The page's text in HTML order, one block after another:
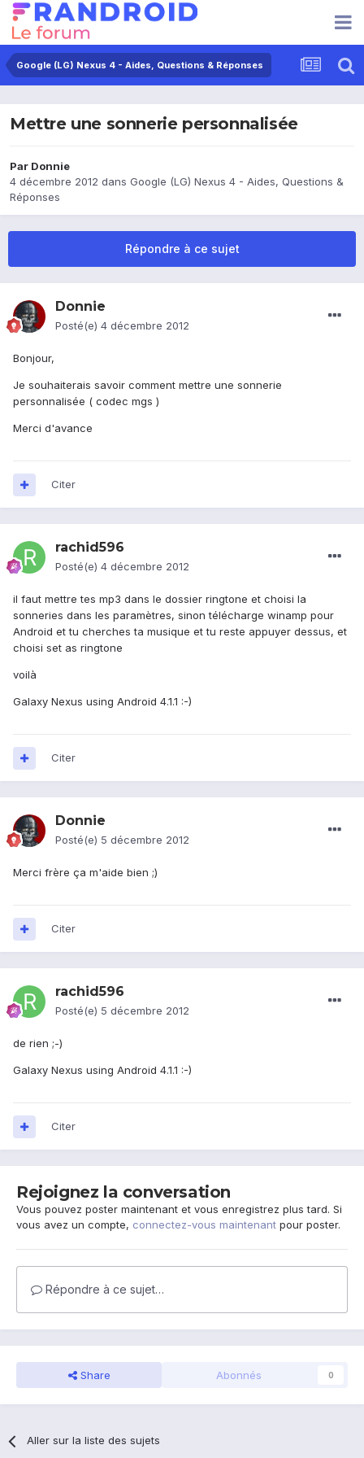
Google (LG) Nexus 4 - Aides, Questions & Réponses
Mettre une sonnerie personnalisée
Par Donnie
4 décembre 2012 dans Google (LG) Nexus 4 - Aides, Questions &
Réponses
Répondre à ce sujet
Donnie
Posté(e) 4 décembre 2012
Bonjour,
Je souhaiterais savoir comment mettre une sonnerie
personnalisée ( codec mgs )
Merci d'avance
Citer
rachid596
Posté(e) 4 décembre 2012
il faut mettre tes mp3 dans le dossier ringtone et choisi la
sonneries dans les paramètres, sinon télécharge winamp pour
Android et tu cherches ta musique et tu reste appuyer dessus, et
choisi set as ringtone
voilà
Galaxy Nexus using Android 4.1.1 :-)
Citer
Donnie
Posté(e) 5 décembre 2012
Merci frère ça m'aide bien ;)
Citer
rachid596
Posté(e) 5 décembre 2012
de rien ;-)
Galaxy Nexus using Android 4.1.1 :-)
Citer
Rejoignez la conversation
Vous pouvez poster maintenant et vous enregistrez plus tard. Si
vous avez un compte, connectez-vous maintenant pour poster.
Répondre à ce sujet…
Share Abonnés 0
Aller sur la liste des sujets